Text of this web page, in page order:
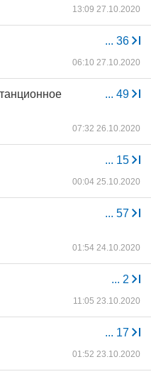
13:09 27.10.2020
... 36
06:10 27.10.2020
... 49
07:32 26.10.2020
... 15
00:04 25.10.2020
... 57
01:54 24.10.2020
... 2
11:05 23.10.2020
... 17
01:52 23.10.2020